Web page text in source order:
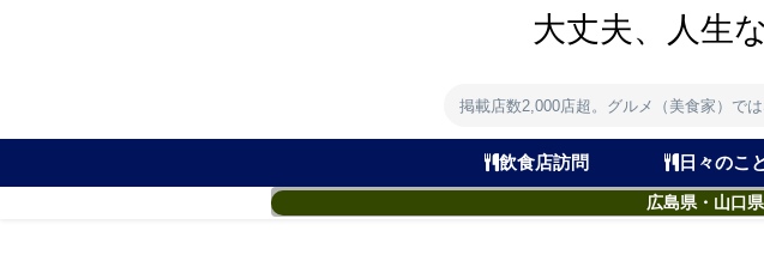
大丈夫、人生
掲載店数2,000店超。グルメ（美食家）で
飲食店訪問 日々のこ
広島県・山口